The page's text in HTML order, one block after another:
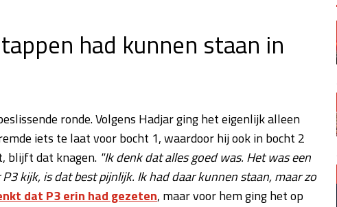
had kunnen staan in
ronde. Volgens Hadjar ging het eigenlijk alleen
iets te laat voor bocht 1, waardoor hij ook in bocht 2
blijft dat knagen. "Ik denk dat alles goed was. Het was een
kijk, is dat best pijnlijk. Ik had daar kunnen staan, maar zo
dat P3 erin had gezeten, maar voor hem ging het op